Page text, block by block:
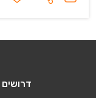
דרושים IL אתר הדרושים של ישראל